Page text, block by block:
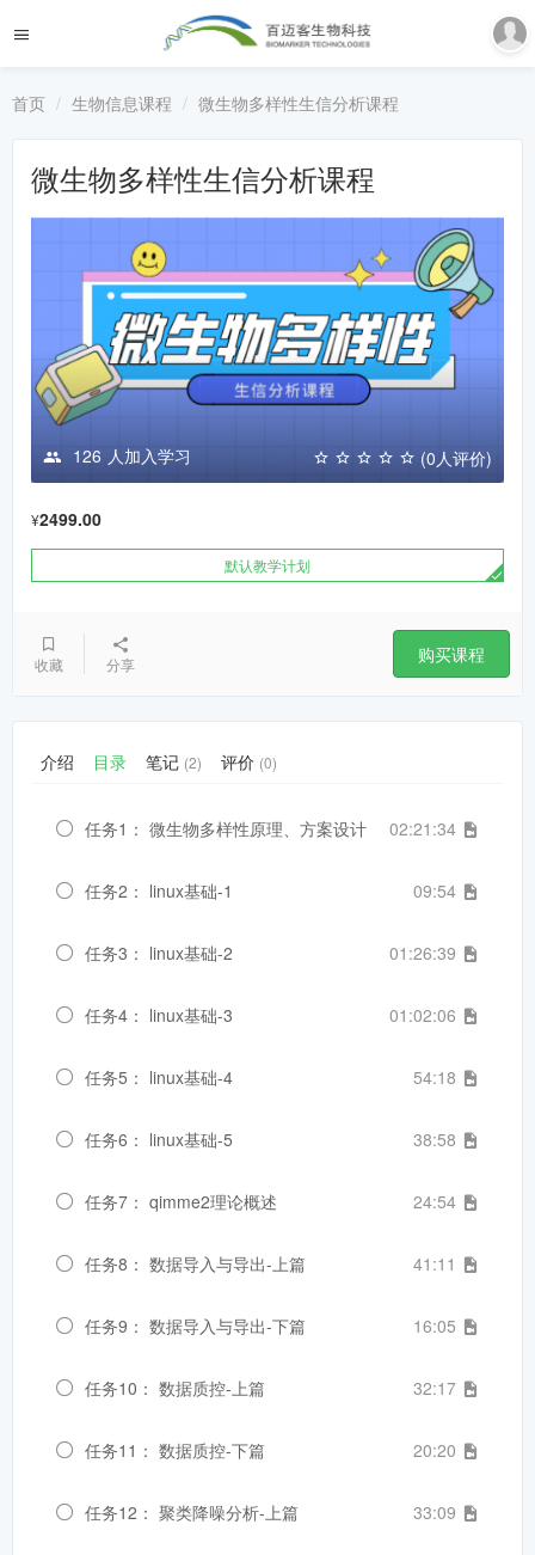
首页 生物信息课程 微生物多样性生信分析课程
微生物多样性生信分析课程
126 人加入学习 (0人评价)
¥2499.00
默认教学计划
收藏 分享 购买课程
介绍 目录 笔记 (2) 评价 (0)
任务1： 微生物多样性原理、方案设计 02:21:34
任务2： linux基础-1 09:54
任务3： linux基础-2 01:26:39
任务4： linux基础-3 01:02:06
任务5： linux基础-4 54:18
任务6： linux基础-5 38:58
任务7： qimme2理论概述 24:54
任务8： 数据导入与导出-上篇 41:11
任务9： 数据导入与导出-下篇 16:05
任务10： 数据质控-上篇 32:17
任务11： 数据质控-下篇 20:20
任务12： 聚类降噪分析-上篇 33:09